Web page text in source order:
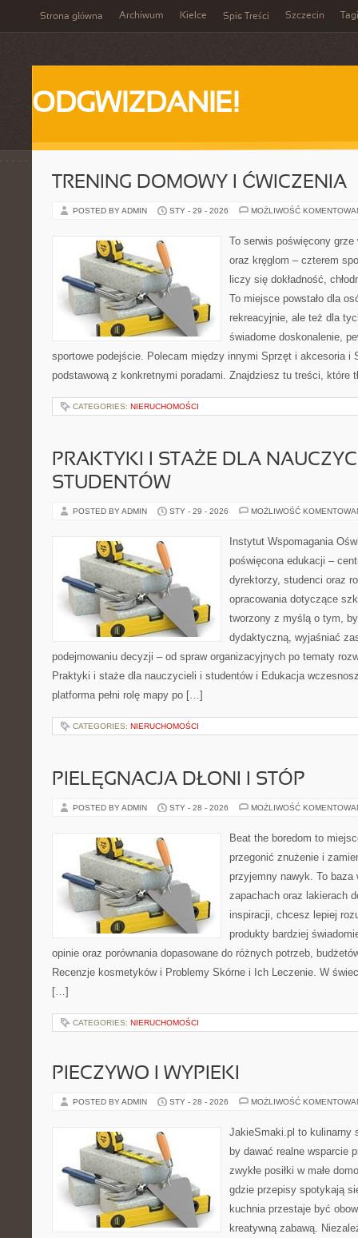
Strona główna Archiwum Kielce Spis Treści Szczecin Tagi
ODGWIZDANIE!
TRENING DOMOWY I ĆWICZENIA
POSTED BY ADMIN STY - 29 - 2026 MOŻLIWOŚĆ
To serwis poświęcony
oraz kręglom – czterem
liczy się dokładność,
To miejsce powstało dla
rekreacyjnie, ale też dla
świadome doskonalenie,
sportowe podejście. Polecam między innymi Sprzęt i akcesoria i
podstawową z konkretnymi poradami. Znajdziesz tu treści, które
CATEGORIES: NIERUCHOMOŚCI
PRAKTYKI I STAŻE DLA
STUDENTÓW
POSTED BY ADMIN STY - 29 - 2026 MOŻLIWOŚĆ
Instytut Wspomagania
poświęcona edukacji –
dyrektorzy, studenci oraz
opracowania dotyczące
tworzony z myślą o tym,
dydaktyczną, wyjaśniać
podejmowaniu decyzji – od spraw organizacyjnych po tematy
Praktyki i staże dla nauczycieli i studentów i Edukacja
platforma pełni rolę mapy po […]
CATEGORIES: NIERUCHOMOŚCI
PIELĘGNACJA DŁONI I STÓP
POSTED BY ADMIN STY - 28 - 2026 MOŻLIWOŚĆ
Beat the boredom to
przegonić znużenie i
przyjemny nawyk. To
zapachach oraz lakierach
inspiracji, chcesz lepiej
produkty bardziej
opinie oraz porównania dopasowane do różnych potrzeb,
Recenzje kosmetyków i Problemy Skórne i Ich Leczenie. W
[…]
CATEGORIES: NIERUCHOMOŚCI
PIECZYWO I WYPIEKI
POSTED BY ADMIN STY - 28 - 2026 MOŻLIWOŚĆ
JakieSmaki.pl to kulinarny
by dawać realne wsparcie
zwykłe posiłki w małe
gdzie przepisy spotykają
kuchnia przestaje być
kreatywną zabawą.